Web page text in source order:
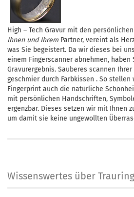
High – Tech Gravur mit den
Ihnen und Ihrem Partner, vereint als
was Sie begeistert. Da wir dieses bei
einem Fingerscanner abnehmen, haben
Gravurergebnis. Sauberes scannen
geschmier durch Farbkissen . So stellen
Fingerprint auch die natürliche
mit persönlichen Handschriften,
ergenzbar. Dieses setzen wir mit Ihnen
um damit sie keine ungewollten
Wissenswertes über